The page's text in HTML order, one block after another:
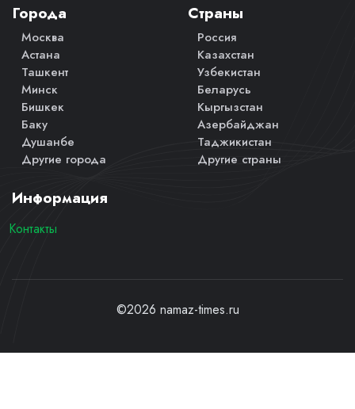
Города
Москва
Астана
Ташкент
Минск
Бишкек
Баку
Душанбе
Другие города
Страны
Россия
Казахстан
Узбекистан
Беларусь
Кыргызстан
Азербайджан
Таджикистан
Другие страны
Информация
Контакты
©2026 namaz-times.ru